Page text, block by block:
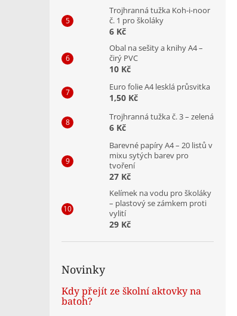
Trojhranná tužka Koh-i-noor
č. 1 pro školáky
6 Kč
Obal na sešity a knihy A4 –
čirý PVC
10 Kč
Euro folie A4 lesklá průsvitka
1,50 Kč
Trojhranná tužka č. 3 – zelená
6 Kč
Barevné papíry A4 – 20 listů v
mixu sytých barev pro
tvoření
27 Kč
Kelímek na vodu pro školáky
– plastový se zámkem proti
vylití
29 Kč
Novinky
Kdy přejít ze školní aktovky na
batoh?